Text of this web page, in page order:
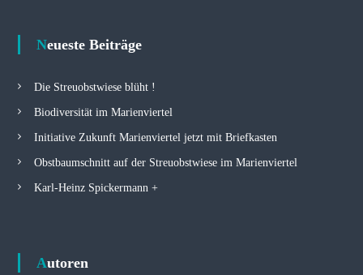
Neueste Beiträge
Die Streuobstwiese blüht !
Biodiversität im Marienviertel
Initiative Zukunft Marienviertel jetzt mit Briefkasten
Obstbaumschnitt auf der Streuobstwiese im Marienviertel
Karl-Heinz Spickermann +
Autoren